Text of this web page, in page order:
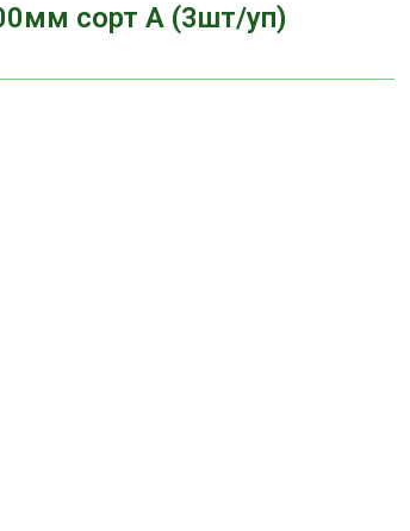
сорт А (3шт/уп)